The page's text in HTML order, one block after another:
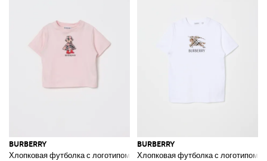
BURBERRY
Хлопковая футболка с логотипом
BURBERRY
Хлопковая футболка с логотипом в